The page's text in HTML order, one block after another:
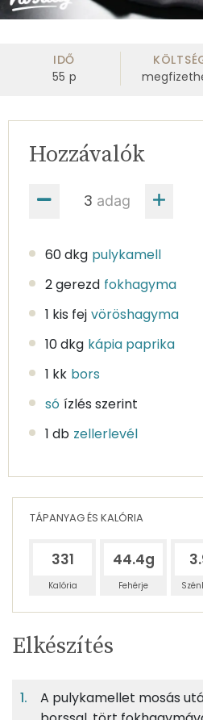
IDŐ
55 p
adag
Hozzávalók
60 dkg pulykamell
2 gerezd fokhagyma
1 kis fej vöröshagyma
10 dkg kápia paprika
1 kk bors
só ízlés szerint
1 db zellerlevél
TÁPANYAG ÉS KALÓRIA
331
Kalória
44.4g
Fehérje
Egy
adagban
18%
Fehérje
2%
Szénhidrát
TÁPANYAGTARTALOM
Egy
adagban
3
adagban
Elkészítés
A pulykamellet mosás